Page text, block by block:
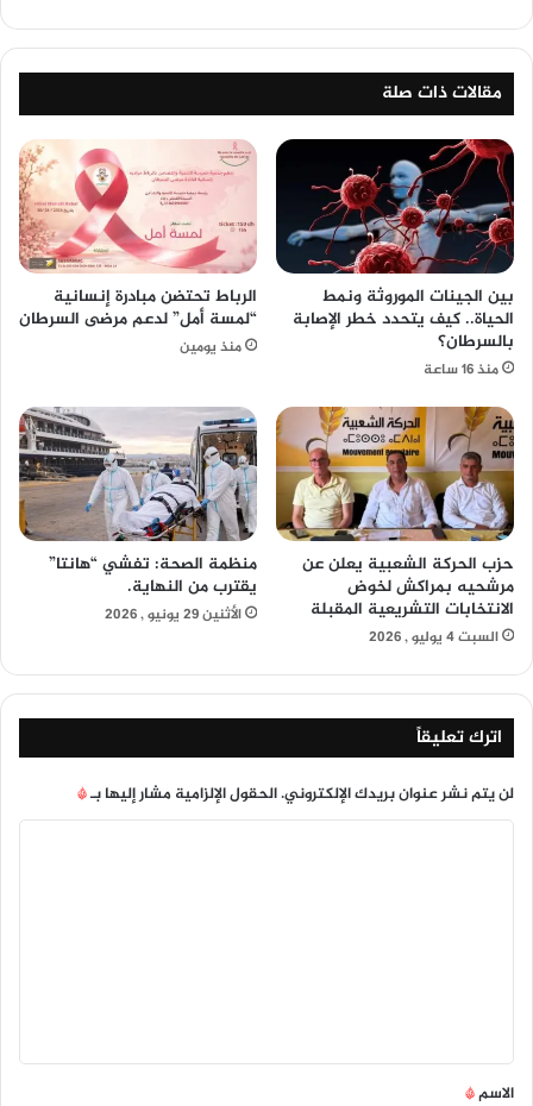
مقالات ذات صلة
بين الجينات الموروثة ونمط
الحياة.. كيف يتحدد خطر الإصابة
بالسرطان؟
منذ 16 ساعة
الرباط تحتضن مبادرة إنسانية
“لمسة أمل” لدعم مرضى السرطان
منذ يومين
حزب الحركة الشعبية يعلن عن
مرشحيه بمراكش لخوض
الانتخابات التشريعية المقبلة
السبت 4 يوليو , 2026
منظمة الصحة: تفشي “هانتا”
يقترب من النهاية.
الأثنين 29 يونيو , 2026
اترك تعليقاً
لن يتم نشر عنوان بريدك الإلكتروني.الحقول الإلزامية مشار إليها بـ*
*
الاسم*